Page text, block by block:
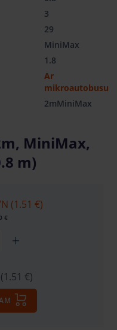
3
29
MiniMax
1.8
Ar
mikroautobusu
2mMiniMax
MiniMax,
m)
(1.51 €)
€
€)